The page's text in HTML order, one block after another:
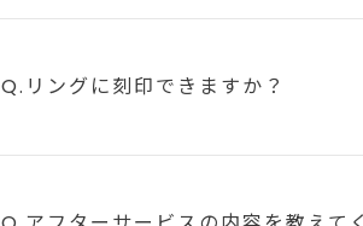
Q.リングに刻印できますか？